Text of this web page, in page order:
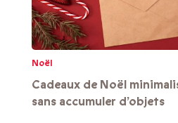
Noël
Cadeaux de Noël
sans accumuler d’objets